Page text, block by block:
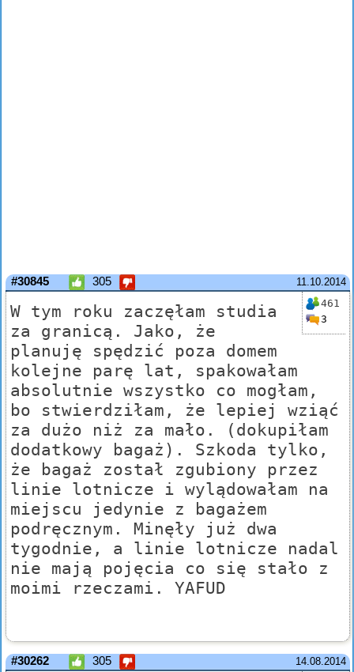
11.10.2014
#30845 305
461
3
W tym roku zaczęłam studia
za granicą. Jako, że
planuję spędzić poza domem
kolejne parę lat, spakowałam
absolutnie wszystko co mogłam,
bo stwierdziłam, że lepiej wziąć
za dużo niż za mało. (dokupiłam
dodatkowy bagaż). Szkoda tylko,
że bagaż został zgubiony przez
linie lotnicze i wylądowałam na
miejscu jedynie z bagażem
podręcznym. Minęły już dwa
tygodnie, a linie lotnicze nadal
nie mają pojęcia co się stało z
moimi rzeczami. YAFUD
14.08.2014
#30262 305